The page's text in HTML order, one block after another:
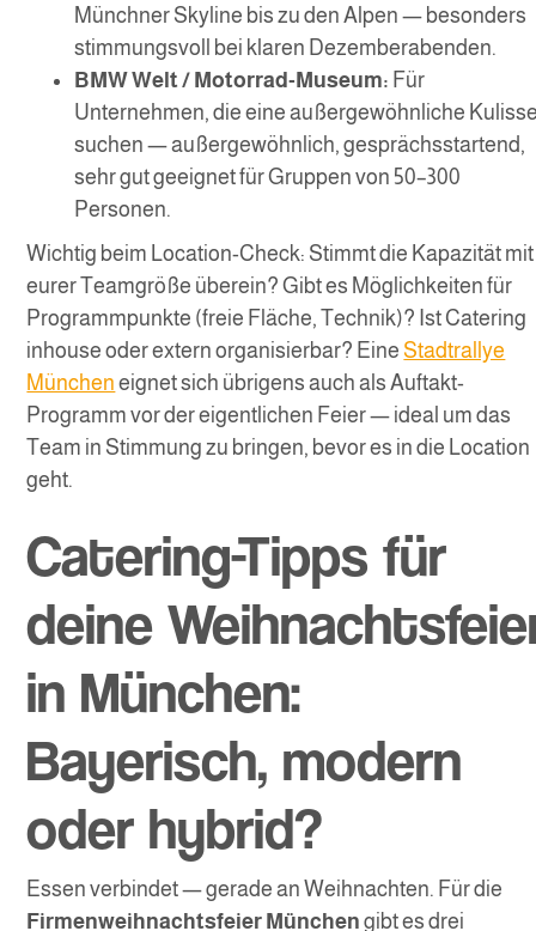
Münchner Skyline bis zu den Alpen — besonders
stimmungsvoll bei klaren Dezemberabenden.
BMW Welt / Motorrad-Museum: Für
Unternehmen, die eine außergewöhnliche
suchen — außergewöhnlich, gesprächsstartend,
sehr gut geeignet für Gruppen von 50–300
Personen.
Wichtig beim Location-Check: Stimmt die Kapazität mit
eurer Teamgröße überein? Gibt es Möglichkeiten für
Programmpunkte (freie Fläche, Technik)? Ist Catering
inhouse oder extern organisierbar? Eine Stadtrallye
München eignet sich übrigens auch als Auftakt-
Programm vor der eigentlichen Feier — ideal um das
Team in Stimmung zu bringen, bevor es in die Location
geht.
Catering-Tipps für
deine
in München:
Bayerisch, modern
oder hybrid?
Essen verbindet — gerade an Weihnachten. Für die
Firmenweihnachtsfeier München gibt es drei